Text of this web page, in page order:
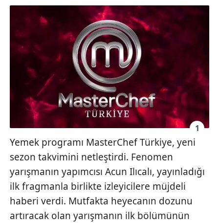
1
Yemek programı MasterChef Türkiye, yeni
sezon takvimini netleştirdi. Fenomen
yarışmanın yapımcısı Acun Ilıcalı, yayınladığı
ilk fragmanla birlikte izleyicilere müjdeli
haberi verdi. Mutfakta heyecanın dozunu
artıracak olan yarışmanın ilk bölümünün